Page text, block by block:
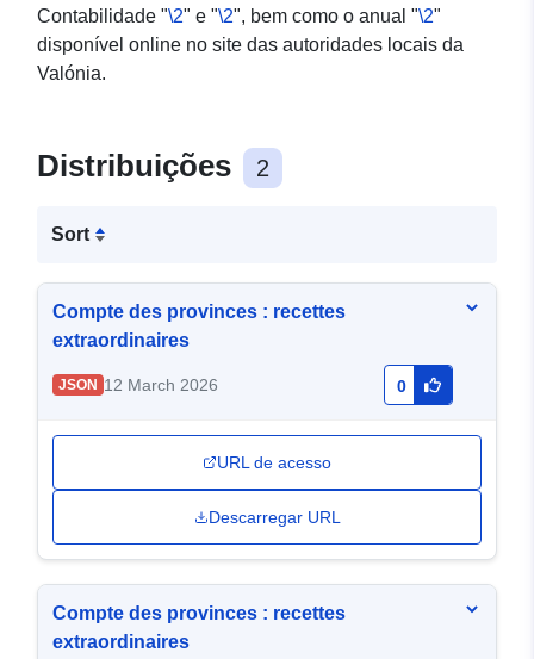
Contabilidade "\2" e "\2", bem como o anual "\2"
disponível online no site das autoridades locais da
Valónia.
Distribuições 2
Sort
Compte des provinces : recettes
extraordinaires
JSON 12 March 2026 0
URL de acesso
Descarregar URL
Compte des provinces : recettes
extraordinaires